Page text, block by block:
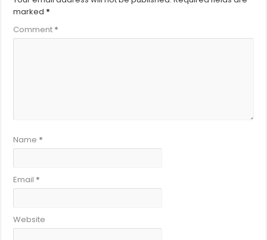
marked *
Comment *
Name *
Email *
Website